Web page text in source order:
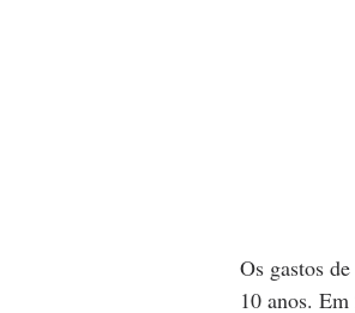
Os gastos
10 anos.